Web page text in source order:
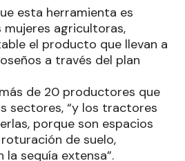
esta herramienta es
agricultoras,
el producto que llevan a
a través del plan
de 20 productores que
sectores, “y los tractores
porque son espacios
de suelo,
sequía extensa”.